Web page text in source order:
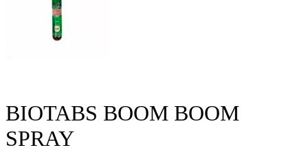
BIOTABS BOOM BOOM
SPRAY